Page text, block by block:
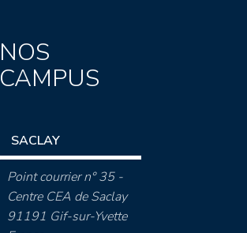
NOS
CAMPUS
SACLAY
Point courrier n° 35 -
Centre CEA de Saclay
91191 Gif-sur-Yvette